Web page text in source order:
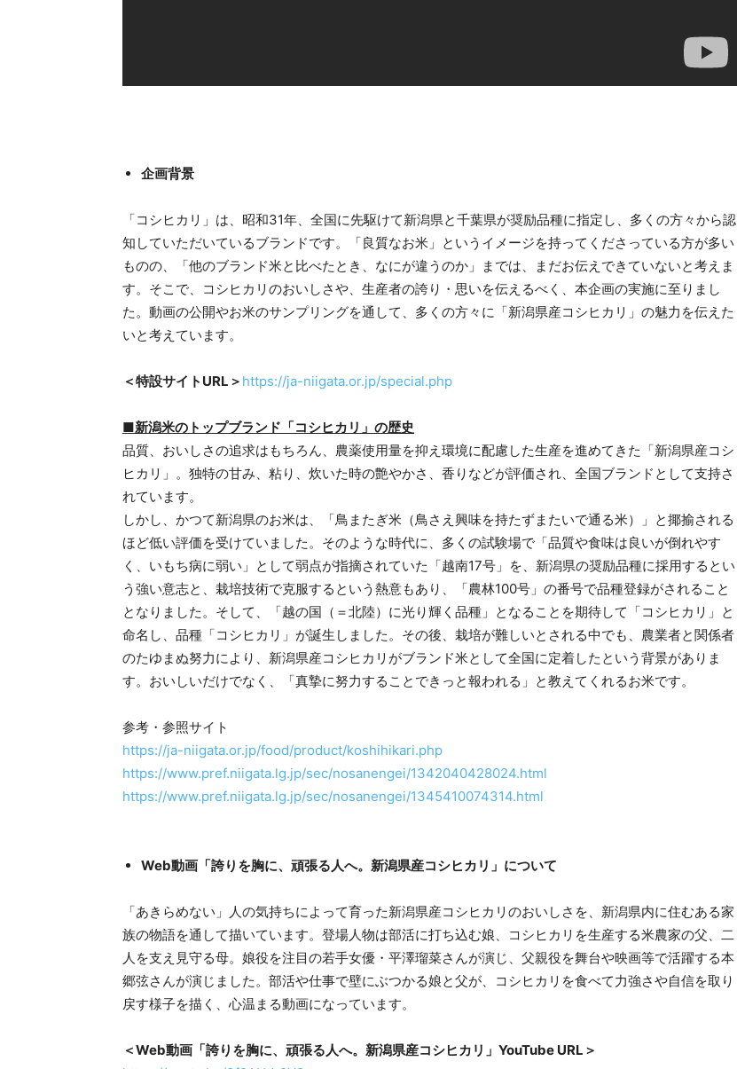
企画背景
「コシヒカリ」は、昭和31年、全国に先駆けて新潟県と千葉県が奨励品種に指定し、多くの方々から認
知していただいているブランドです。「良質なお米」というイメージを持ってくださっている方が多い
ものの、「他のブランド米と比べたとき、なにが違うのか」までは、まだお伝えできていないと考えま
す。そこで、コシヒカリのおいしさや、生産者の誇り・思いを伝えるべく、本企画の実施に至りまし
た。動画の公開やお米のサンプリングを通して、多くの方々に「新潟県産コシヒカリ」の魅力を伝えた
いと考えています。
＜特設サイトURL＞ https://ja-niigata.or.jp/special.php
■新潟米のトップブランド「コシヒカリ」の歴史
品質、おいしさの追求はもちろん、農薬使用量を抑え環境に配慮した生産を進めてきた「新潟県産コシ
ヒカリ」。独特の甘み、粘り、炊いた時の艶やかさ、香りなどが評価され、全国ブランドとして支持さ
れています。
しかし、かつて新潟県のお米は、「鳥またぎ米（鳥さえ興味を持たずまたいで通る米）」と揶揄される
ほど低い評価を受けていました。そのような時代に、多くの試験場で「品質や食味は良いが倒れやす
く、いもち病に弱い」として弱点が指摘されていた「越南17号」を、新潟県の奨励品種に採用するとい
う強い意志と、栽培技術で克服するという熱意もあり、「農林100号」の番号で品種登録がされること
となりました。そして、「越の国（＝北陸）に光り輝く品種」となることを期待して「コシヒカリ」と
命名し、品種「コシヒカリ」が誕生しました。その後、栽培が難しいとされる中でも、農業者と関係者
のたゆまぬ努力により、新潟県産コシヒカリがブランド米として全国に定着したという背景がありま
す。おいしいだけでなく、「真摯に努力することできっと報われる」と教えてくれるお米です。
参考・参照サイト
https://ja-niigata.or.jp/food/product/koshihikari.php
https://www.pref.niigata.lg.jp/sec/nosanengei/1342040428024.html
https://www.pref.niigata.lg.jp/sec/nosanengei/1345410074314.html
Web動画「誇りを胸に、頑張る人へ。新潟県産コシヒカリ」について
「あきらめない」人の気持ちによって育った新潟県産コシヒカリのおいしさを、新潟県内に住むある家
族の物語を通して描いています。登場人物は部活に打ち込む娘、コシヒカリを生産する米農家の父、二
人を支え見守る母。娘役を注目の若手女優・平澤瑠菜さんが演じ、父親役を舞台や映画等で活躍する本
郷弦さんが演じました。部活や仕事で壁にぶつかる娘と父が、コシヒカリを食べて力強さや自信を取り
戻す様子を描く、心温まる動画になっています。
＜Web動画「誇りを胸に、頑張る人へ。新潟県産コシヒカリ」YouTube URL＞